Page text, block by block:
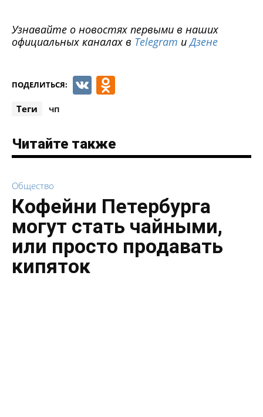
Узнавайте о новостях первыми в наших
официальных каналах в Telegram иДзене
ПОДЕЛИТЬСЯ: VK
Теги чп
Читайте также
Общество
Кофейни Петербурга
могут стать чайными,
или просто продавать
кипяток